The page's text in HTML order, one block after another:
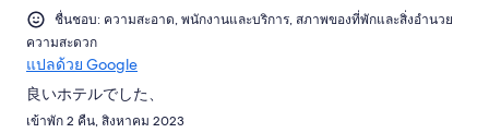
ชื่นชอบ: ความสะอาด, พนักงานและบริการ, สภาพของที่พักและสิ่งอำนวย
ความสะดวก
แปลด้วย Google
良いホテルでした、
เข้าพัก 2 คืน, สิงหาคม 2023